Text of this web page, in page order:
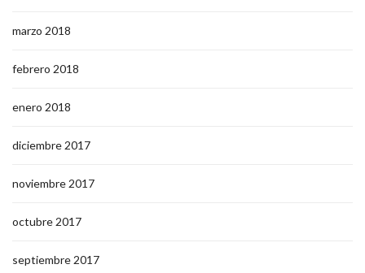
marzo 2018
febrero 2018
enero 2018
diciembre 2017
noviembre 2017
octubre 2017
septiembre 2017